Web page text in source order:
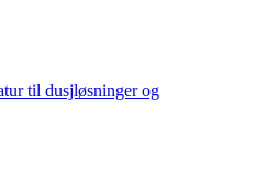
til dusjløsninger og